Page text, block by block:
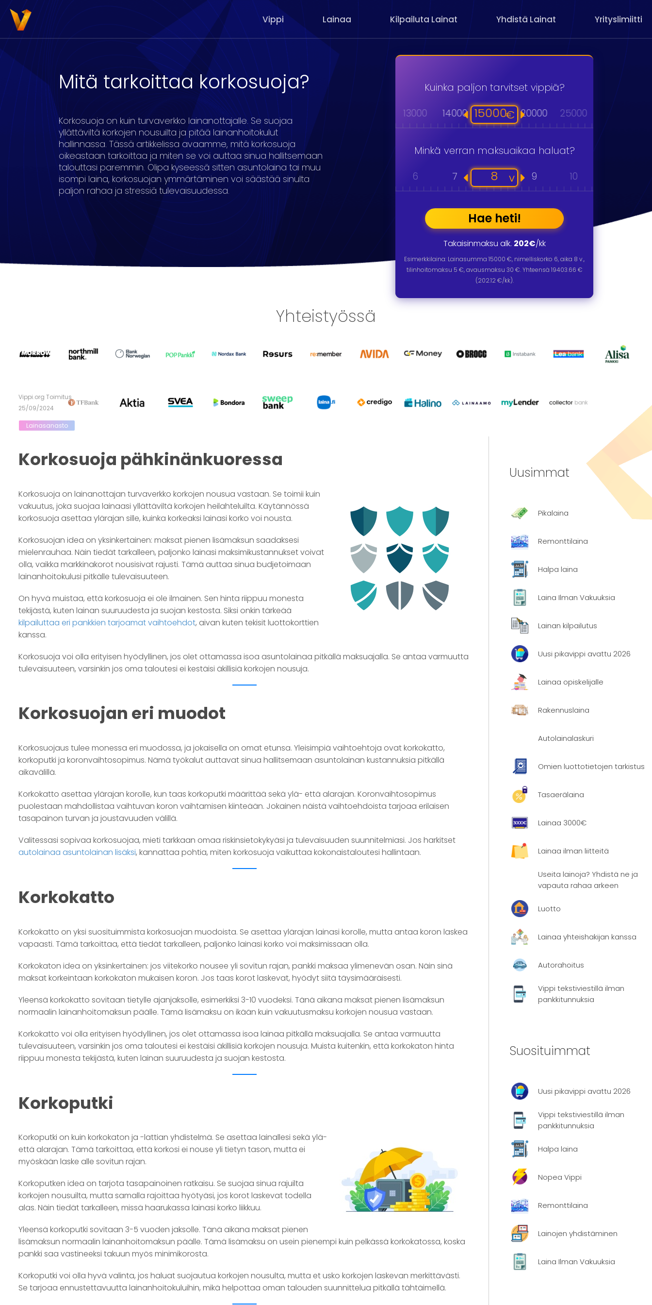
Vippi Lainaa Kilpailuta Lainat Yhdistä Lainat Yrityslimiitti
Mitä tarkoittaa korkosuoja?
Korkosuoja on kuin turvaverkko lainanottajalle. Se suojaa
yllättäviltä korkojen nousuilta ja pitää lainanhoitokulut
hallinnassa. Tässä artikkelissa avaamme, mitä korkosuoja
oikeastaan tarkoittaa ja miten se voi auttaa sinua hallitsemaan
talouttasi paremmin. Olipa kyseessä sitten asuntolaina tai muu
isompi laina, korkosuojan ymmärtäminen voi säästää sinulta
paljon rahaa ja stressiä tulevaisuudessa.
Kuinka paljon tarvitset vippiä?
€
3000 4000 8000 9000 11000 13000 14000 15000 20000 25000 30000
Minkä verran maksuaikaa haluat?
v
17 18 19 20 1 2 3 6 7 8 9 10
Hae heti!
Takaisinmaksu alk. 202€/kk
Esimerkkilaina: Lainasumma15000 €, nimelliskorko 6, aika 8 v.,
tilinhoitomaksu 5 €, avausmaksu 30 €. Yhteensä 19403.66 €
(202.12 €/kk).
Yhteistyössä
Vippi.org Toimitus
25/09/2024
Lainasanasto
Korkosuoja pähkinänkuoressa
Korkosuoja on lainanottajan turvaverkko korkojen nousua vastaan. Se toimii kuin
vakuutus, joka suojaa lainaasi yllättäviltä korkojen heilahteluilta. Käytännössä
korkosuoja asettaa ylärajan sille, kuinka korkeaksi lainasi korko voi nousta.
Korkosuojan idea on yksinkertainen: maksat pienen lisämaksun saadaksesi
mielenrauhaa. Näin tiedät tarkalleen, paljonko lainasi maksimikustannukset voivat
olla, vaikka markkinakorot nousisivat rajusti. Tämä auttaa sinua budjetoimaan
lainanhoitokulusi pitkälle tulevaisuuteen.
On hyvä muistaa, että korkosuoja ei ole ilmainen. Sen hinta riippuu monesta
tekijästä, kuten lainan suuruudesta ja suojan kestosta. Siksi onkin tärkeää
kilpailuttaa eri pankkien tarjoamat vaihtoehdot, aivan kuten tekisit luottokorttien
kanssa.
Korkosuoja voi olla erityisen hyödyllinen, jos olet ottamassa isoa asuntolainaa pitkällä maksuajalla. Se antaa varmuutta
tulevaisuuteen, varsinkin jos oma taloutesi ei kestäisi äkillisiä korkojen nousuja.
Korkosuojan eri muodot
Korkosuojaus tulee monessa eri muodossa, ja jokaisella on omat etunsa. Yleisimpiä vaihtoehtoja ovat korkokatto,
korkoputki ja koronvaihtosopimus. Nämä työkalut auttavat sinua hallitsemaan asuntolainan kustannuksia pitkällä
aikavälillä.
Korkokatto asettaa ylärajan korolle, kun taas korkoputki määrittää sekä ylä- että alarajan. Koronvaihtosopimus
puolestaan mahdollistaa vaihtuvan koron vaihtamisen kiinteään. Jokainen näistä vaihtoehdoista tarjoaa erilaisen
tasapainon turvan ja joustavuuden välillä.
Valitessasi sopivaa korkosuojaa, mieti tarkkaan omaa riskinsietokykyäsi ja tulevaisuuden suunnitelmiasi. Jos harkitset
autolainaa asuntolainan lisäksi, kannattaa pohtia, miten korkosuoja vaikuttaa kokonaistaloutesi hallintaan.
Korkokatto
Korkokatto on yksi suosituimmista korkosuojan muodoista. Se asettaa ylärajan lainasi korolle, mutta antaa koron laskea
vapaasti. Tämä tarkoittaa, että tiedät tarkalleen, paljonko lainasi korko voi maksimissaan olla.
Korkokaton idea on yksinkertainen: jos viitekorko nousee yli sovitun rajan, pankki maksaa ylimenevän osan. Näin sinä
maksat korkeintaan korkokaton mukaisen koron. Jos taas korot laskevat, hyödyt siitä täysimääräisesti.
Yleensä korkokatto sovitaan tietylle ajanjaksolle, esimerkiksi 3-10 vuodeksi. Tänä aikana maksat pienen lisämaksun
normaalin lainanhoitomaksun päälle. Tämä lisämaksu on ikään kuin vakuutusmaksu korkojen nousua vastaan.
Korkokatto voi olla erityisen hyödyllinen, jos olet ottamassa isoa lainaa pitkällä maksuajalla. Se antaa varmuutta
tulevaisuuteen, varsinkin jos oma taloutesi ei kestäisi äkillisiä korkojen nousuja. Muista kuitenkin, että korkokaton hinta
riippuu monesta tekijästä, kuten lainan suuruudesta ja suojan kestosta.
Korkoputki
Korkoputki on kuin korkokaton ja -lattian yhdistelmä. Se asettaa lainallesi sekä ylä-
että alarajan. Tämä tarkoittaa, että korkosi ei nouse yli tietyn tason, mutta ei
myöskään laske alle sovitun rajan.
Korkoputken idea on tarjota tasapainoinen ratkaisu. Se suojaa sinua rajuilta
korkojen nousuilta, mutta samalla rajoittaa hyötyäsi, jos korot laskevat todella
alas. Näin tiedät tarkalleen, missä haarukassa lainasi korko liikkuu.
Yleensä korkoputki sovitaan 3-5 vuoden jaksolle. Tänä aikana maksat pienen
lisämaksun normaalin lainanhoitomaksun päälle. Tämä lisämaksu on usein pienempi kuin pelkässä korkokatossa, koska
pankki saa vastineeksi takuun myös minimikorosta.
Korkoputki voi olla hyvä valinta, jos haluat suojautua korkojen nousulta, mutta et usko korkojen laskevan merkittävästi.
Se tarjoaa ennustettavuutta lainanhoitokuluihin, mikä helpottaa oman talouden suunnittelua pitkällä tähtäimellä.
Uusimmat
Pikalaina
Remonttilaina
Halpa laina
Laina Ilman Vakuuksia
Lainan kilpailutus
Uusi pikavippi avattu 2026
Lainaa opiskelijalle
Rakennuslaina
Autolainalaskuri
Omien luottotietojen tarkistus
Tasaerälaina
Lainaa 3000€
Lainaa ilman liitteitä
Useita lainoja? Yhdistä ne ja
vapauta rahaa arkeen
Luotto
Lainaa yhteishakijan kanssa
Autorahoitus
Vippi tekstiviestillä ilman
pankkitunnuksia
Suosituimmat
Uusi pikavippi avattu 2026
Vippi tekstiviestillä ilman
pankkitunnuksia
Halpa laina
Nopea Vippi
Remonttilaina
Lainojen yhdistäminen
Laina Ilman Vakuuksia